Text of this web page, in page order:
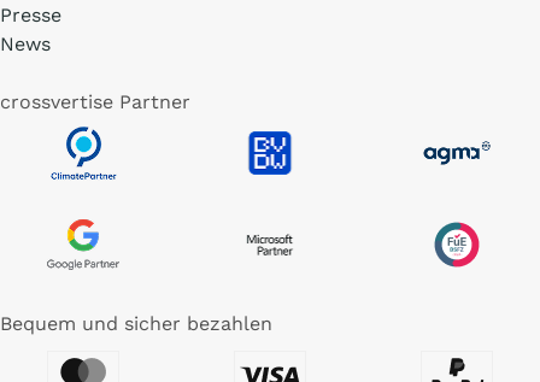
Presse
News
crossvertise Partner
Bequem und sicher bezahlen